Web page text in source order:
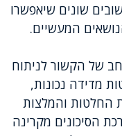
שונים שיאפשרו
המעשיים.
של הקשור לניתוח
מדידה נכונות,
החלטות והמלצות
הסיכונים מקרינה